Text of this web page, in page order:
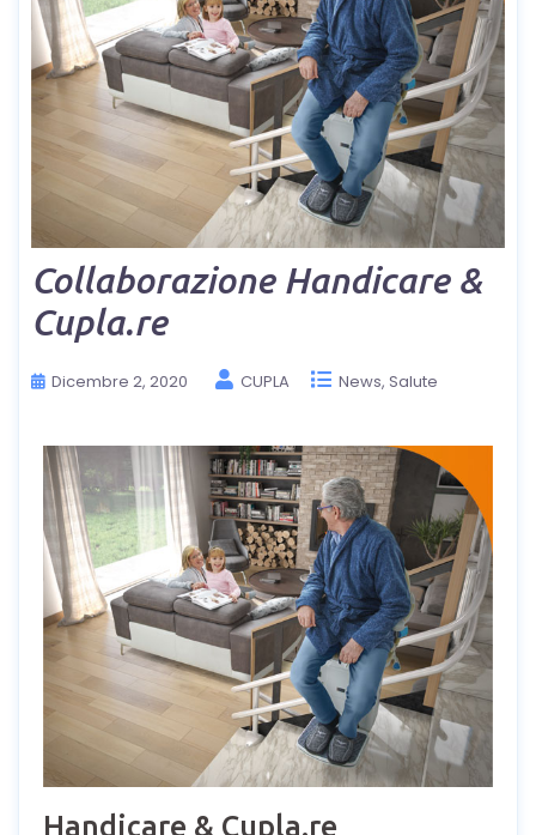
Collaborazione Handicare &
Cupla.re
Dicembre 2, 2020 CUPLA News Salute
Handicare & Cupla.re